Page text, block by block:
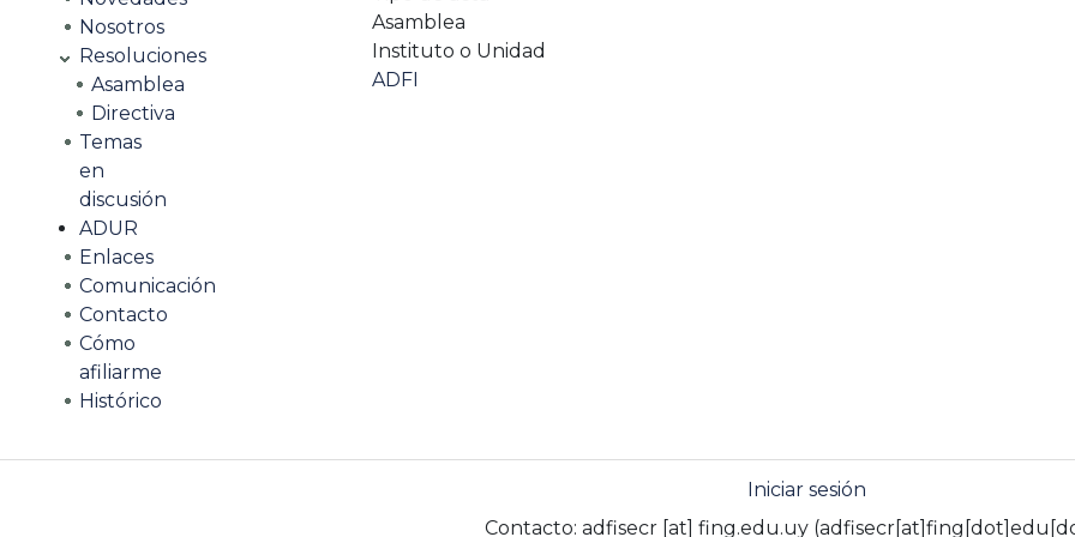
Nosotros
Resoluciones
Asamblea
Directiva
Temas
en
discusión
ADUR
Enlaces
Comunicación
Contacto
Cómo
afiliarme
Histórico
Asamblea
Instituto o Unidad
ADFI
Iniciar sesión
Contacto: adfisecr [at] fing.edu.uy